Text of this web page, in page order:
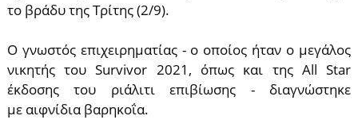
το βράδυ της Τρίτης (2/9).
Ο γνωστός επιχειρηματίας - ο οποίος ήταν ο μεγάλος
νικητής του Survivor 2021, όπως και της All Star
έκδοσης του ριάλιτι επιβίωσης - διαγνώστηκε
με αιφνίδια βαρηκοΐα.